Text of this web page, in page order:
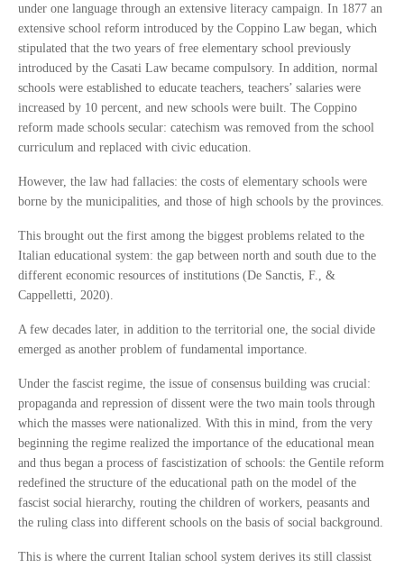
under one language through an extensive literacy campaign. In 1877 an
extensive school reform introduced by the Coppino Law began, which
stipulated that the two years of free elementary school previously
introduced by the Casati Law became compulsory. In addition, normal
schools were established to educate teachers, teachers’ salaries were
increased by 10 percent, and new schools were built. The Coppino
reform made schools secular: catechism was removed from the school
curriculum and replaced with civic education.
However, the law had fallacies: the costs of elementary schools were
borne by the municipalities, and those of high schools by the provinces.
This brought out the first among the biggest problems related to the
Italian educational system: the gap between north and south due to the
different economic resources of institutions (De Sanctis, F., &
Cappelletti, 2020).
A few decades later, in addition to the territorial one, the social divide
emerged as another problem of fundamental importance.
Under the fascist regime, the issue of consensus building was crucial:
propaganda and repression of dissent were the two main tools through
which the masses were nationalized. With this in mind, from the very
beginning the regime realized the importance of the educational mean
and thus began a process of fascistization of schools: the Gentile reform
redefined the structure of the educational path on the model of the
fascist social hierarchy, routing the children of workers, peasants and
the ruling class into different schools on the basis of social background.
This is where the current Italian school system derives its still classist